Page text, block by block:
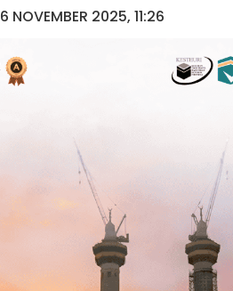
NOVEMBER 2025, 11:26